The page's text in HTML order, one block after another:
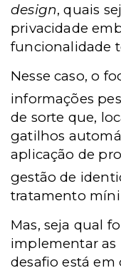
design, quais
privacidade
funcionalidade
Nesse caso, o
informações
de sorte que,
gatilhos
aplicação de
gestão de
tratamento
Mas, seja qual
implementar as
desafio está em